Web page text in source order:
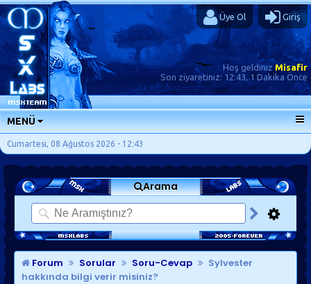
Üye Ol Giriş
Hoş geldinizMisafir
Son ziyaretiniz: 12:43, 1 Dakika Önce
MENÜ
ANA SAYFA
FORUMLAR
SORU-CEVAP
GÜNLÜKLER
SON MESAJLAR
KISAYOLLAR
Cumartesi, 08 Ağustos 2026 - 12:43
Arama
Forum Sorular Soru-Cevap
Sylvester
hakkında bilgi verir misiniz?